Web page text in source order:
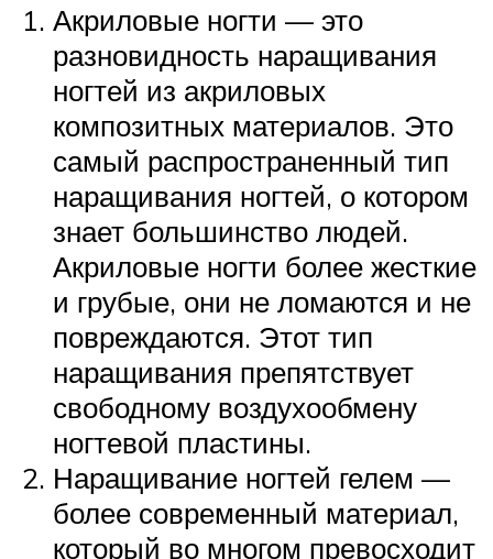
Акриловые ногти — это
разновидность наращивания
ногтей из акриловых
композитных материалов. Это
самый распространенный тип
наращивания ногтей, о котором
знает большинство людей.
Акриловые ногти более жесткие
и грубые, они не ломаются и не
повреждаются. Этот тип
наращивания препятствует
свободному воздухообмену
ногтевой пластины.
Наращивание ногтей гелем —
более современный материал,
который во многом превосходит